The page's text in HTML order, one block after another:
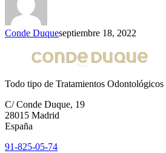
Conde Duqueseptiembre 18, 2022
Todo tipo de Tratamientos
C/ Conde Duque, 19
28015 Madrid
España
91-825-05-74